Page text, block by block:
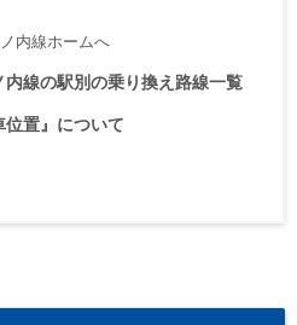
内線ホームへ
内線の駅別の乗り換え路線一覧
位置』について